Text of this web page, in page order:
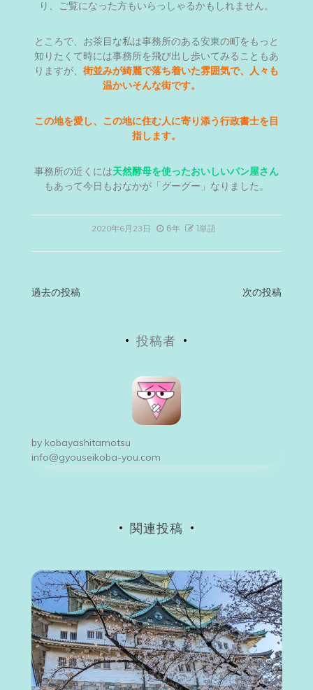
り、ご覧になった方もいらっしゃるかもしれません。
ところで、お茶目な私は事務所のある安東の町をもっと
知りたくて時には事務所を飛び出し歩いてみることもあ
りますが、 街並みが綺麗で落ち着いた雰囲気で、人々も
温かいそんな街です。
この地を愛し、この地に住む人に寄り添う行政書士を目
指します。
事務所の近くには天然酵母を使ったおいしいパン屋さん
もあって今日もおなかが「グーグー」なりました。
2020年6月23日 6年 1単語
投
シ
過去の投稿 次の投稿
投稿者
by kobayashitamotsu
info@gyouseikoba-you.com
関連投稿